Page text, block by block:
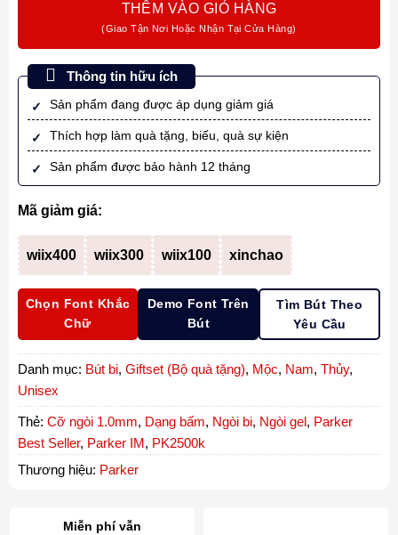
THÊM VÀO GIỎ HÀNG
Thông tin hữu ích
Sản phẩm đang được áp dụng giảm giá
Thích hợp làm quà tặng, biếu, quà sự kiện
Sản phẩm được bảo hành 12 tháng
Mã giảm giá:
wiix400 wiix300 wiix100 xinchao
Chọn Font Khắc
Chữ
Demo Font Trên
Bút
Tìm Bút Theo
Yêu Cầu
Danh mục: Bút bi, Giftset (Bộ quà tặng), Mộc, Nam, Thủy,
Unisex
Thẻ: Cỡ ngòi 1.0mm, Dạng bấm, Ngòi bi, Ngòi gel, Parker
Best Seller, Parker IM, PK2500k
Thương hiệu: Parker
Miễn phí vẫn